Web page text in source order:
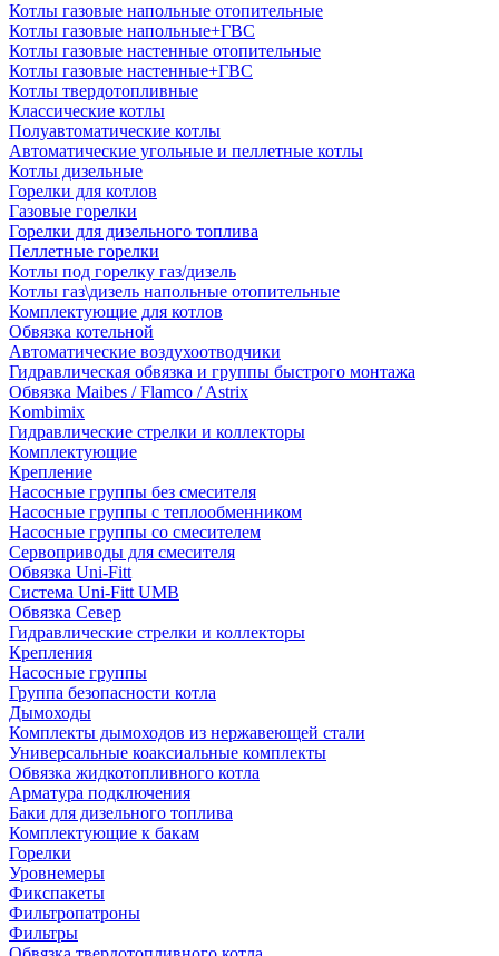
Котлы газовые напольные отопительные
Котлы газовые напольные+ГВС
Котлы газовые настенные отопительные
Котлы газовые настенные+ГВС
Котлы твердотопливные
Классические котлы
Полуавтоматические котлы
Автоматические угольные и пеллетные котлы
Котлы дизельные
Горелки для котлов
Газовые горелки
Горелки для дизельного топлива
Пеллетные горелки
Котлы под горелку газ/дизель
Котлы газ\дизель напольные отопительные
Комплектующие для котлов
Обвязка котельной
Автоматические воздухоотводчики
Гидравлическая обвязка и группы быстрого монтажа
Обвязка Maibes / Flamco / Astrix
Kombimix
Гидравлические стрелки и коллекторы
Комплектующие
Крепление
Насосные группы без смесителя
Насосные группы с теплообменником
Насосные группы со смесителем
Сервоприводы для смесителя
Обвязка Uni-Fitt
Система Uni-Fitt UMB
Обвязка Север
Гидравлические стрелки и коллекторы
Крепления
Насосные группы
Группа безопасности котла
Дымоходы
Комплекты дымоходов из нержавеющей стали
Универсальные коаксиальные комплекты
Обвязка жидкотопливного котла
Арматура подключения
Баки для дизельного топлива
Комплектующие к бакам
Горелки
Уровнемеры
Фикспакеты
Фильтропатроны
Фильтры